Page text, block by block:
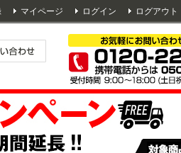
マイページ ログイン ログアウト